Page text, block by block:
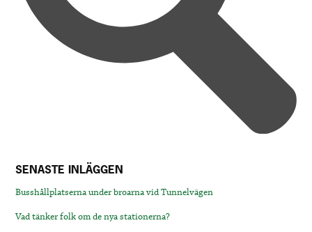
SENASTE INLÄGGEN
Busshållplatserna under broarna vid Tunnelvägen
Vad tänker folk om de nya stationerna?